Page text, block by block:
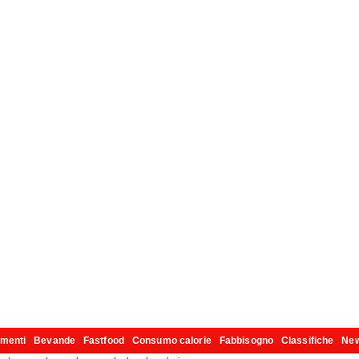
Bevande Fastfood Consumo calorie Fabbisogno Classifiche